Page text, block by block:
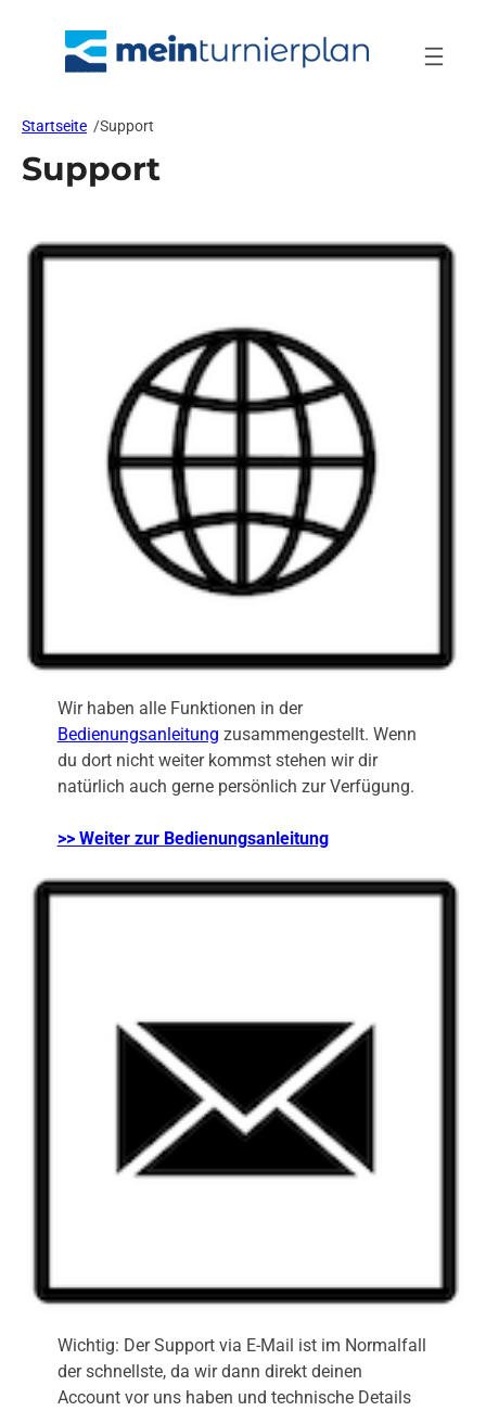
Startseite /Support
Support
Wir haben alle Funktionen in der
Bedienungsanleitung zusammengestellt. Wenn
du dort nicht weiter kommst stehen wir dir
natürlich auch gerne persönlich zur Verfügung.
>> Weiter zur Bedienungsanleitung
Wichtig: Der Support via E-Mail ist im Normalfall
der schnellste, da wir dann direkt deinen
Account vor uns haben und technische Details